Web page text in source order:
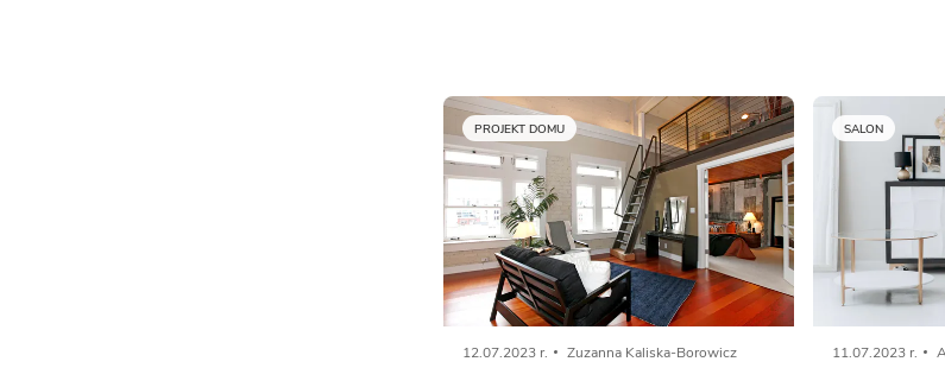
PROJEKT DOMU
12.07.2023 r. Zuzanna Kaliska-Borowicz
SALON
11.07.2023 r.